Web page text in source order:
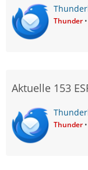
Thunder
Aktuelle 153
Thunder